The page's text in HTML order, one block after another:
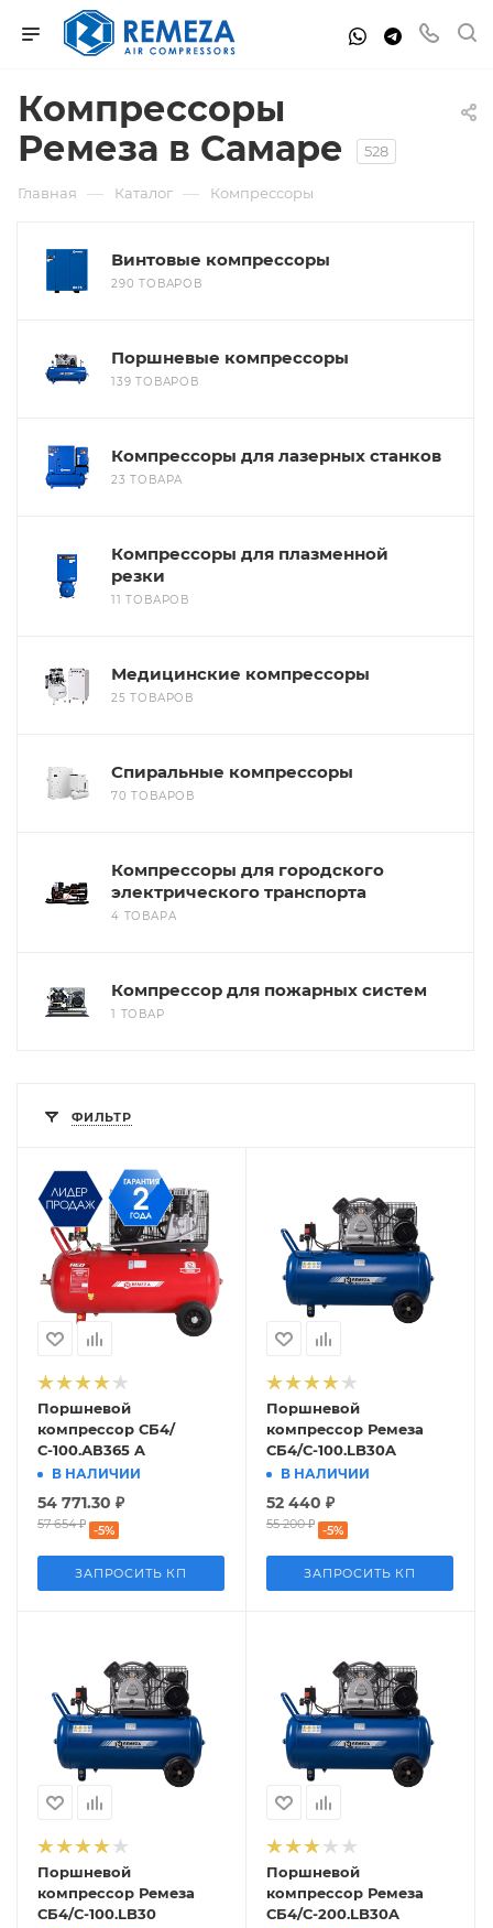
Компрессоры
Ремеза в Самаре
528
Главная — Каталог — Компрессоры
Винтовые компрессоры
290 ТОВАРОВ
Поршневые компрессоры
139 ТОВАРОВ
Компрессоры для лазерных станков
23 ТОВАРА
Компрессоры для плазменной
резки
11 ТОВАРОВ
Медицинские компрессоры
25 ТОВАРОВ
Спиральные компрессоры
70 ТОВАРОВ
Компрессоры для городского
электрического транспорта
4 ТОВАРА
Компрессор для пожарных систем
1 ТОВАР
ФИЛЬТР
Поршневой
компрессор СБ4/
С-100.АВ365 A
В НАЛИЧИИ
54 771.30 ₽
57 654₽ -5%
ЗАПРОСИТЬ КП
Поршневой
компрессор Ремеза
СБ4/С-100.LB30A
В НАЛИЧИИ
52 440 ₽
55 200₽ -5%
ЗАПРОСИТЬ КП
Поршневой
компрессор Ремеза
СБ4/С-100.LB30
Поршневой
компрессор Ремеза
СБ4/С-200.LB30A